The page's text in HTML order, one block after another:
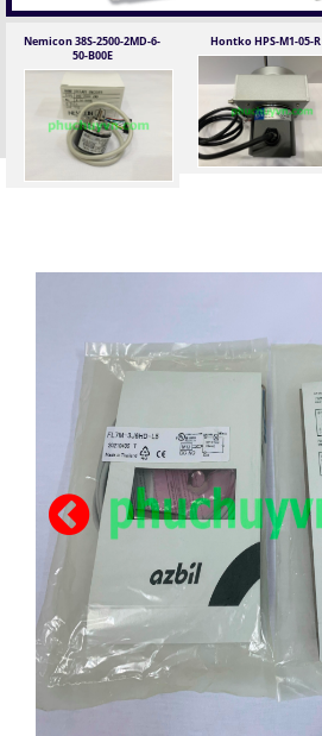
Nemicon 38S-2500-2MD-6-
50-B00E
Hontko HPS-M1-05-R